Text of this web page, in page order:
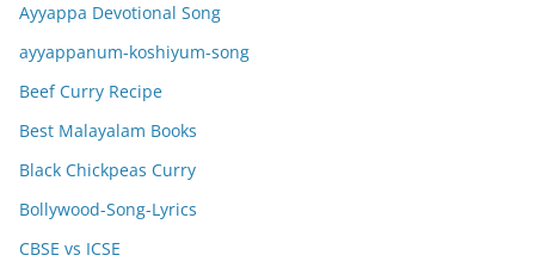
Ayyappa Devotional Song
ayyappanum-koshiyum-song
Beef Curry Recipe
Best Malayalam Books
Black Chickpeas Curry
Bollywood-Song-Lyrics
CBSE vs ICSE